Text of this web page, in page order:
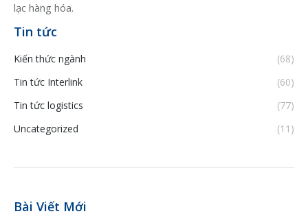
lạc hàng hóa.
Tin tức
Kiến thức ngành
(68)
Tin tức Interlink
(60)
Tin tức logistics
(77)
Uncategorized
(11)
Bài Viết Mới